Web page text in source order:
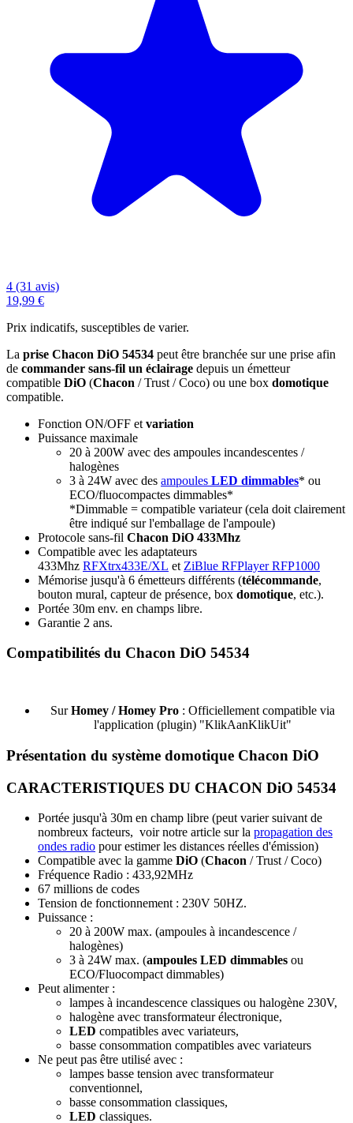
4 (31 avis)
19,99 €
Prix indicatifs, susceptibles de varier.
La prise Chacon DiO 54534 peut être branchée sur une prise afin
de commander sans-fil un éclairage depuis un émetteur
compatible DiO (Chacon / Trust / Coco) ou une box domotique
compatible.
Fonction ON/OFF et variation
Puissance maximale
20 à 200W avec des ampoules incandescentes /
halogènes
3 à 24W avec des ampoules LED dimmables* ou
ECO/fluocompactes dimmables*
*Dimmable = compatible variateur (cela doit clairement
être indiqué sur l'emballage de l'ampoule)
Protocole sans-fil Chacon DiO 433Mhz
Compatible avec les adaptateurs
433Mhz RFXtrx433E/XL et ZiBlue RFPlayer RFP1000
Mémorise jusqu'à 6 émetteurs différents (télécommande,
bouton mural, capteur de présence, box domotique, etc.).
Portée 30m env. en champs libre.
Garantie 2 ans.
Compatibilités du Chacon DiO 54534
SurHomey / Homey Pro: Officiellement compatible via
l'application (plugin) "KlikAanKlikUit"
Présentation du système domotique Chacon DiO
CARACTERISTIQUES DU CHACON DiO 54534
Portée jusqu'à 30m en champ libre (peut varier suivant de
nombreux facteurs, voir notre article sur la propagation des
ondes radio pour estimer les distances réelles d'émission)
Compatible avec la gamme DiO (Chacon / Trust / Coco)
Fréquence Radio : 433,92MHz
67 millions de codes
Tension de fonctionnement : 230V 50HZ.
Puissance :
20 à 200W max. (ampoules à incandescence /
halogènes)
3 à 24W max. (ampoules LED dimmables ou
ECO/Fluocompact dimmables)
Peut alimenter :
lampes à incandescence classiques ou halogène 230V,
halogène avec transformateur électronique,
LED compatibles avec variateurs,
basse consommation compatibles avec variateurs
Ne peut pas être utilisé avec :
lampes basse tension avec transformateur
conventionnel,
basse consommation classiques,
LED classiques.